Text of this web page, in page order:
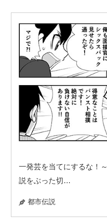
一発芸を当てにするな！
説をぶった切…
都市伝説